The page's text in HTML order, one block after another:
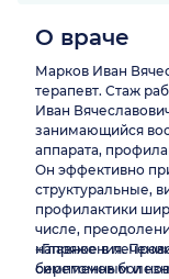
О враче
Марков Иван
терапевт. Стаж
Иван
занимающийся
аппарата,
Он эффективно
структуральные,
профилактики
числе,
напряжения.
беременным и
«Главное в
симптомов